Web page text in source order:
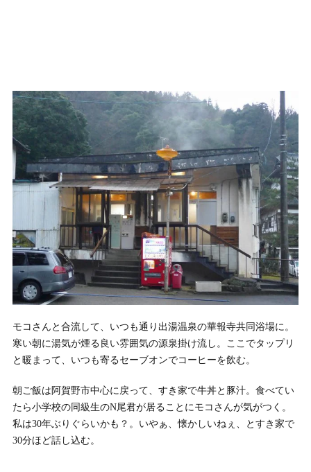
モコさんと合流して、いつも通り出湯温泉の華報寺共同浴場に。
寒い朝に湯気が煙る良い雰囲気の源泉掛け流し。ここでタップリ
と暖まって、いつも寄るセーブオンでコーヒーを飲む。
朝ご飯は阿賀野市中心に戻って、すき家で牛丼と豚汁。食べてい
たら小学校の同級生のN尾君が居ることにモコさんが気がつく。
私は30年ぶりぐらいかも？。いやぁ、懐かしいねぇ、とすき家で
30分ほど話し込む。